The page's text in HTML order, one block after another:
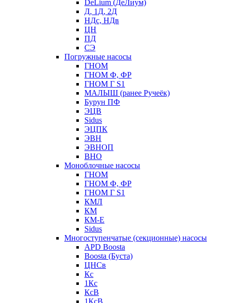
DeLium (ДеЛиум)
Д, 1Д, 2Д
НДс, НДв
ЦН
ПД
СЭ
Погружные насосы
ГНОМ
ГНОМ Ф, ФР
ГНОМ Г S1
МАЛЫШ (ранее Ручеёк)
Бурун ПФ
ЭЦВ
Sidus
ЭЦПК
ЭВН
ЭВНОП
ВНО
Моноблочные насосы
ГНОМ
ГНОМ Ф, ФР
ГНОМ Г S1
КМЛ
КМ
КМ-Е
Sidus
Многоступенчатые (секционные) насосы
APD Boosta
Boosta (Буста)
ЦНСв
Кс
1Кс
КсВ
1КсВ